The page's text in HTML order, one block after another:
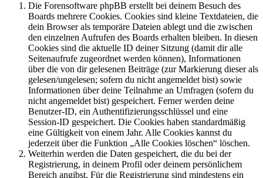
Die Forensoftware phpBB erstellt bei deinem Besuch des
Boards mehrere Cookies. Cookies sind kleine Textdateien, die
dein Browser als temporäre Dateien ablegt und die zwischen
den einzelnen Aufrufen des Boards erhalten bleiben. In diesen
Cookies sind die aktuelle ID deiner Sitzung (damit dir alle
Seitenaufrufe zugeordnet werden können), Informationen
über die von dir gelesenen Beiträge (zur Markierung dieser als
gelesen/ungelesen; sofern du nicht angemeldet bist) sowie
Informationen über deine Teilnahme an Umfragen (sofern du
nicht angemeldet bist) gespeichert. Ferner werden deine
Benutzer-ID, ein Authentifizierungsschlüssel und eine
Session-ID gespeichert. Die Cookies haben standardmäßig
eine Gültigkeit von einem Jahr. Alle Cookies kannst du
jederzeit über die Funktion „Alle Cookies löschen“ löschen.
Weiterhin werden die Daten gespeichert, die du bei der
Registrierung, in deinem Profil oder deinem persönlichem
Bereich angibst. Für die Registrierung sind mindestens ein